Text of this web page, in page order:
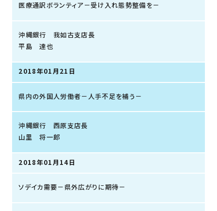
医療通訳ボランティア－受け入れ態勢整備を－
沖縄銀行 我如古支店長
平島 達也
2018年01月21日
県内の外国人労働者－人手不足を補う－
沖縄銀行 西原支店長
山里 将一郎
2018年01月14日
ソデイカ需要－県外広がりに期待－